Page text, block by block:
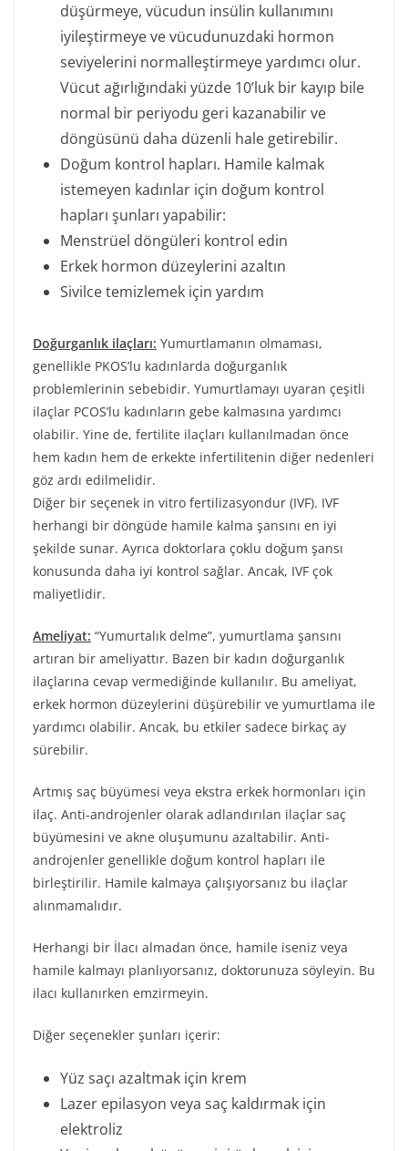
düşürmeye, vücudun insülin kullanımını
iyileştirmeye ve vücudunuzdaki hormon
seviyelerini normalleştirmeye yardımcı olur.
Vücut ağırlığındaki yüzde 10’luk bir kayıp bile
normal bir periyodu geri kazanabilir ve
döngüsünü daha düzenli hale getirebilir.
Doğum kontrol hapları. Hamile kalmak
istemeyen kadınlar için doğum kontrol
hapları şunları yapabilir:
Menstrüel döngüleri kontrol edin
Erkek hormon düzeylerini azaltın
Sivilce temizlemek için yardım
Doğurganlık ilaçları: Yumurtlamanın olmaması,
genellikle PKOS’lu kadınlarda doğurganlık
problemlerinin sebebidir. Yumurtlamayı uyaran çeşitli
ilaçlar PCOS’lu kadınların gebe kalmasına yardımcı
olabilir. Yine de, fertilite ilaçları kullanılmadan önce
hem kadın hem de erkekte infertilitenin diğer nedenleri
göz ardı edilmelidir.
Diğer bir seçenek in vitro fertilizasyondur (IVF). IVF
herhangi bir döngüde hamile kalma şansını en iyi
şekilde sunar. Ayrıca doktorlara çoklu doğum şansı
konusunda daha iyi kontrol sağlar. Ancak, IVF çok
maliyetlidir.
Ameliyat: “Yumurtalık delme”, ​​yumurtlama şansını
artıran bir ameliyattır. Bazen bir kadın doğurganlık
ilaçlarına cevap vermediğinde kullanılır. Bu ameliyat,
erkek hormon düzeylerini düşürebilir ve yumurtlama ile
yardımcı olabilir. Ancak, bu etkiler sadece birkaç ay
sürebilir.
Artmış saç büyümesi veya ekstra erkek hormonları için
ilaç. Anti-androjenler olarak adlandırılan ilaçlar saç
büyümesini ve akne oluşumunu azaltabilir. Anti-
androjenler genellikle doğum kontrol hapları ile
birleştirilir. Hamile kalmaya çalışıyorsanız bu ilaçlar
alınmamalıdır.
Herhangi bir İlacı almadan önce, hamile iseniz veya
hamile kalmayı planlıyorsanız, doktorunuza söyleyin. Bu
ilacı kullanırken emzirmeyin.
Diğer seçenekler şunları içerir:
Yüz saçı azaltmak için krem
Lazer epilasyon veya saç kaldırmak için
elektroliz